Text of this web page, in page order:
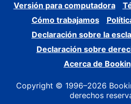
Versión para computadora
Cómo trabajamos
Declaración sobre la
Declaración sobre
Acerca de
Copyright © 1996–2026
derechos